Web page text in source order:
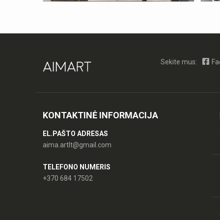
Sekite mus:
KONTAKTINĖ INFORMACIJA
EL.PAŠTO ADRESAS
aima.artlt@gmail.com
TELEFONO NUMERIS
+370 684 17502